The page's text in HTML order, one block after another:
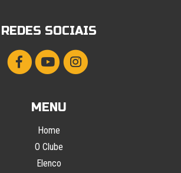
REDES SOCIAIS
MENU
Home
O Clube
Elenco